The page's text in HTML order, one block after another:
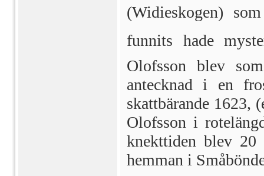
(Widieskogen)
funnits hade
Olofsson blev
antecknad i en
skattbärande 1623,
Olofsson i
knekttiden blev
hemman i